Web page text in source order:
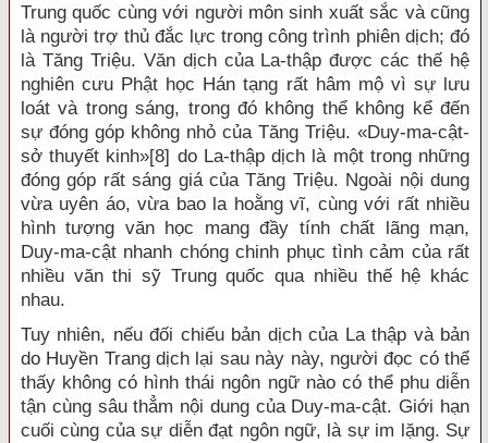
Trung quốc cùng với người môn sinh xuất sắc và cũng
là người trợ thủ đắc lực trong công trình phiên dịch; đó
là Tăng Triệu. Văn dịch của La-thập được các thế hệ
nghiên cưu Phật học Hán tạng rất hâm mộ vì sự lưu
loát và trong sáng, trong đó không thể không kể đến
sự đóng góp không nhỏ của Tăng Triệu. «Duy-ma-cật-
sở thuyết kinh»[8] do La-thập dịch là một trong những
đóng góp rất sáng giá của Tăng Triệu. Ngoài nội dung
vừa uyên áo, vừa bao la hoằng vĩ, cùng với rất nhiều
hình tượng văn học mang đầy tính chất lãng mạn,
Duy-ma-cật nhanh chóng chinh phục tình cảm của rất
nhiều văn thi sỹ Trung quốc qua nhiều thế hệ khác
nhau.
Tuy nhiên, nếu đối chiếu bản dịch của La thập và bản
do Huyền Trang dịch lại sau này này, người đọc có thể
thấy không có hình thái ngôn ngữ nào có thể phu diễn
tận cùng sâu thẳm nội dung của Duy-ma-cật. Giới hạn
cuối cùng của sự diễn đạt ngôn ngữ, là sự im lặng. Sự